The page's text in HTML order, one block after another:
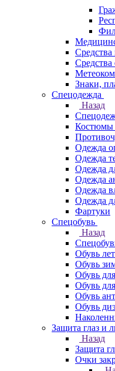
Средства
Знаки,
Спецодежда
Назад
Костюмы
Одежда
Одежда
Одежда
Одежда
Одежда
Одежда
Фартуки
Спецобувь
Назад
Обувь
Обувь
Обувь
Обувь
Обувь
Обувь
Защита глаз и
Назад
Защита
Очки